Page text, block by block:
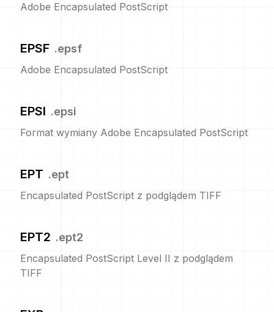
Adobe Encapsulated PostScript
EPSF .epsf
Adobe Encapsulated PostScript
EPSI .epsi
Format wymiany Adobe Encapsulated PostScript
EPT .ept
Encapsulated PostScript z podglądem TIFF
EPT2 .ept2
Encapsulated PostScript Level II z podglądem
TIFF